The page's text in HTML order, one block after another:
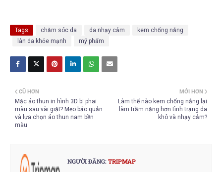
Tags chăm sóc da da nhạy cảm
kem chống nắng
làn da khỏe mạnh
mỹ phẩm
MỚI HƠN
Làm thế nào kem chống nắng lại
làm trầm nặng hơn tình trạng da
khô và nhạy cảm?
CŨ HƠN
Mặc áo thun in hình 3D bị phai
màu sau vài giặt? Mẹo bảo quản
và lựa chọn áo thun nam bền
màu
NGƯỜI ĐĂNG:TRIPMAP